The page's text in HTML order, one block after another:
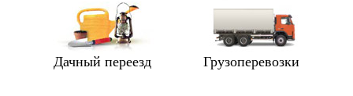
Дачный переезд Грузоперевозки